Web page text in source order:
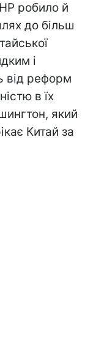
робило й
до більш
і
від реформ
в їх
який
Китай за